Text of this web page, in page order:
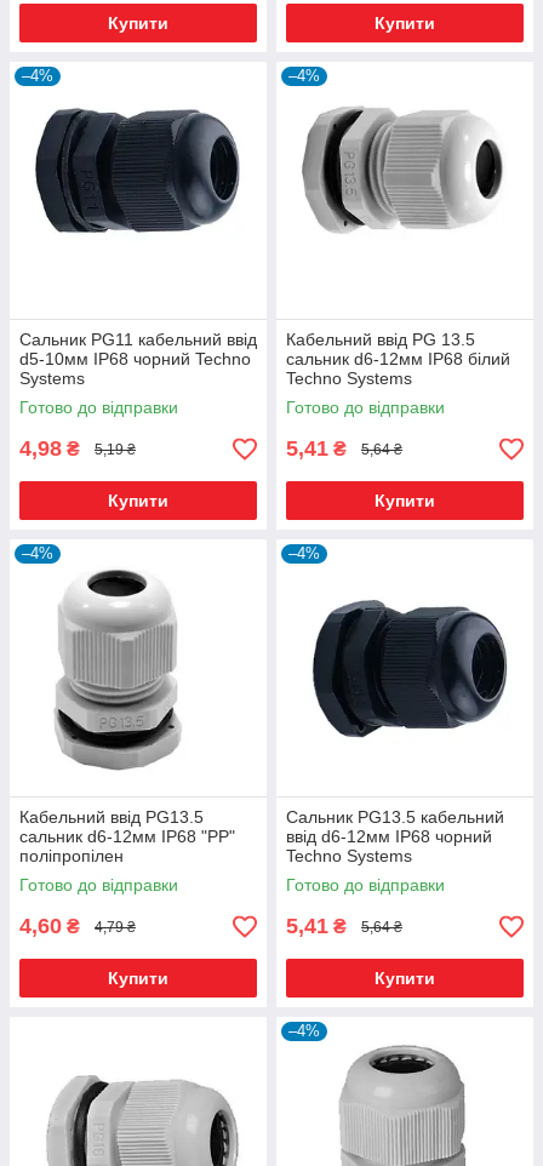
Купити Купити
–4%
Сальник PG11 кабельний ввід
d5-10мм IP68 чорний Techno
Systems
Готово до відправки
4,98 ₴ 5,19 ₴
Купити
–4%
Кабельний ввід PG 13.5
сальник d6-12мм IP68 білий
Techno Systems
Готово до відправки
5,41 ₴ 5,64 ₴
Купити
–4%
Кабельний ввід PG13.5
сальник d6-12мм IP68 "PP"
поліпропілен
Готово до відправки
4,60 ₴ 4,79 ₴
Купити
–4%
Сальник PG13.5 кабельний
ввід d6-12мм IP68 чорний
Techno Systems
Готово до відправки
5,41 ₴ 5,64 ₴
Купити
–4%